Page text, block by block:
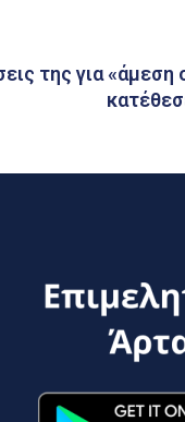
της για